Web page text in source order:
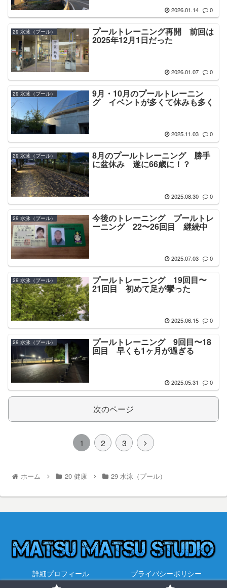
2026.01.14 0
29 水泳（プール） プールトレーニング再開 前回は
2025年12月1日だった
2026.01.07 0
29 水泳（プール） 9月・10月のプールトレーニン
グ イベントが多くて休みも多く
2025.11.03 0
29 水泳（プール） 8月のプールトレーニング 勝手
に盆休み 遂に66歳に！？
2025.08.30 0
29 水泳（プール） 今後のトレーニング プールトレ
ーニング 22〜26回目 継続中
2025.07.03 0
29 水泳（プール） プールトレーニング 19回目〜
21回目 初めて足が攣った
2025.06.15 0
29 水泳（プール） プールトレーニング 9回目〜18
回目 早くも1ヶ月が過ぎる
2025.05.31 0
次のページ
1 2 3
ホーム 20 健康 29 水泳（プール）
詳細プロフィール
プライバシーポリシー